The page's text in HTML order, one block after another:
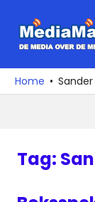
naar
media
over
Home
Tag: